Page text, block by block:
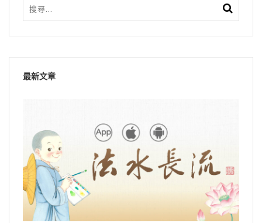
最新文章